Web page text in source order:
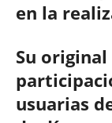
en la
Su
usuarias